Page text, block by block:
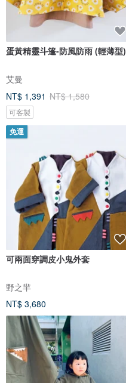
蛋黃精靈斗篷-防風防雨 (輕薄型)
艾曼
NT$ 1,391 NT$ 1,580
可客製
免運
可兩面穿調皮小鬼外套
野之羋
NT$ 3,680